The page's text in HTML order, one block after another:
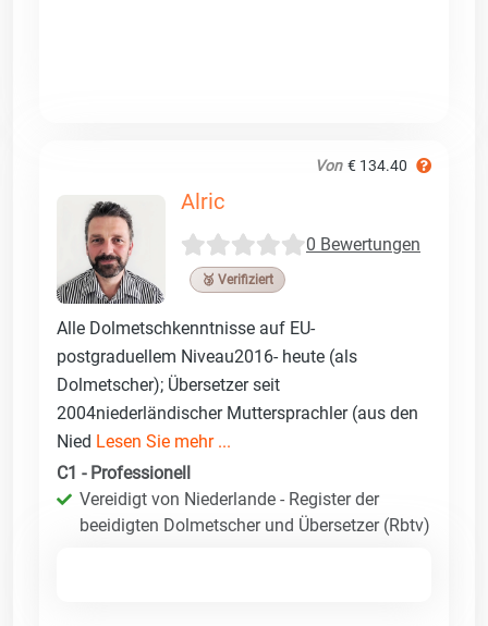
Von € 134.40
Alric
0 Bewertungen
🥉 Verifiziert
Alle Dolmetschkenntnisse auf EU-
postgraduellem Niveau2016- heute (als
Dolmetscher); Übersetzer seit
2004niederländischer Muttersprachler (aus den
Nied Lesen Sie mehr ...
C1 - Professionell
Vereidigt von Niederlande - Register der
beeidigten Dolmetscher und Übersetzer (Rbtv)